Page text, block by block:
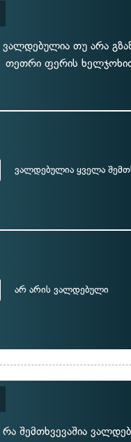
ვალდებულია თუ არა
თეთრი ფერის
ვალდებულია ყველა
არ არის ვალდებული
რა შემთხვევაშია